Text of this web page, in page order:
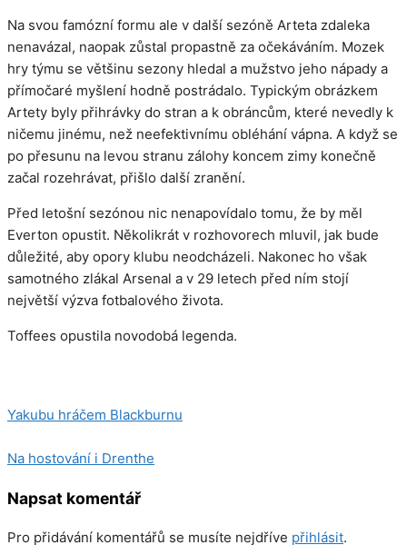
Na svou famózní formu ale v další sezóně Arteta zdaleka
nenavázal, naopak zůstal propastně za očekáváním. Mozek
hry týmu se většinu sezony hledal a mužstvo jeho nápady a
přímočaré myšlení hodně postrádalo. Typickým obrázkem
Artety byly přihrávky do stran a k obráncům, které nevedly k
ničemu jinému, než neefektivnímu obléhání vápna. A když se
po přesunu na levou stranu zálohy koncem zimy konečně
začal rozehrávat, přišlo další zranění.
Před letošní sezónou nic nenapovídalo tomu, že by měl
Everton opustit. Několikrát v rozhovorech mluvil, jak bude
důležité, aby opory klubu neodcházeli. Nakonec ho však
samotného zlákal Arsenal a v 29 letech před ním stojí
největší výzva fotbalového života.
Toffees opustila novodobá legenda.
Yakubu hráčem Blackburnu
Na hostování i Drenthe
Napsat komentář
Pro přidávání komentářů se musíte nejdříve přihlásit.